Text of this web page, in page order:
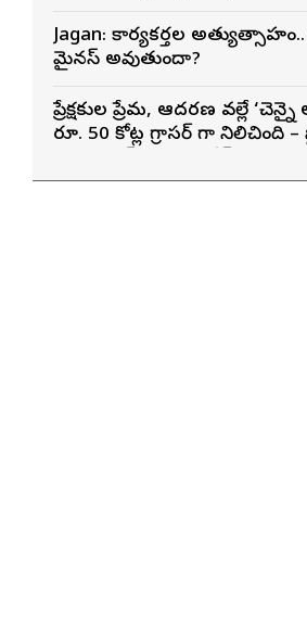
Jagan: కార్యకర్తల
మైనస్ అవుతుందా?
ప్రేక్షకుల ప్రేమ, ఆదరణ వల్లే
రూ. 50 కోట్ల గ్రాసర్ గా నిలిచింది –